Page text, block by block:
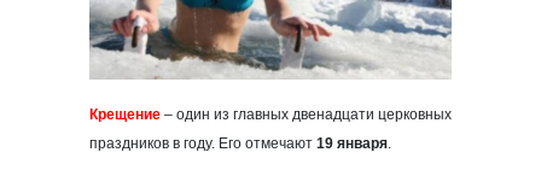
Крещение – один из главных двенадцати церковных
праздников в году. Его отмечают 19 января.